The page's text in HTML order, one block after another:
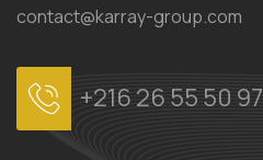
contact@karray-group.com
+216 26 55 50 97